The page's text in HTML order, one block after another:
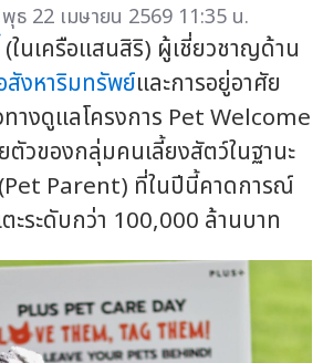
พุธ 22 เมษายน 2569 11:35 น.
(ในเครือแสนสิริ) ผู้เชี่ยวชาญด้าน
สังหาริมทรัพย์และการอยู่อาศัย
างดูแลโครงการ Pet Welcome
ตัวของกลุ่มคนเลี้ยงสัตว์ในฐานะ
Parent) ที่ในปีนี้คาดการณ์
ะระดับกว่า 100,000 ล้านบาท